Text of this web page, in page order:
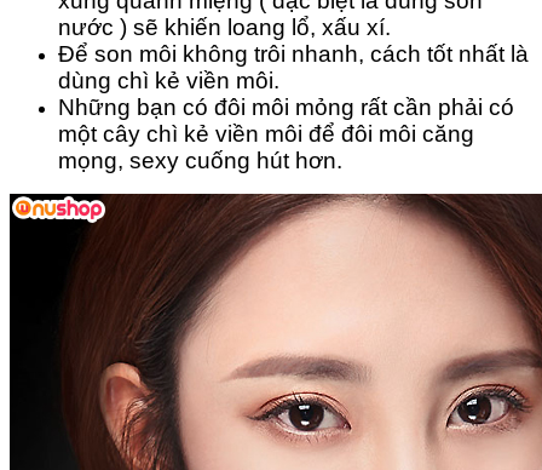
nước ) sẽ khiến loang lổ, xấu xí.
Để son môi không trôi nhanh, cách tốt nhất là
dùng chì kẻ viền môi.
Những bạn có đôi môi mỏng rất cần phải có
một cây chì kẻ viền môi để đôi môi căng
mọng, sexy cuống hút hơn.